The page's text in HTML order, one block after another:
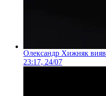
Олександр Хижняк
23:17, 24/07